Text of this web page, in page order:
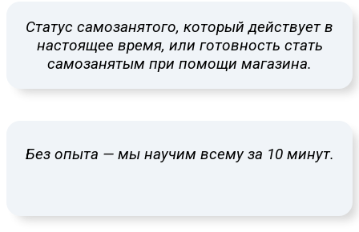
Статус самозанятого, который действует в
настоящее время, или готовность стать
самозанятым при помощи магазина.
Без опыта — мы научим всему за 10 минут.